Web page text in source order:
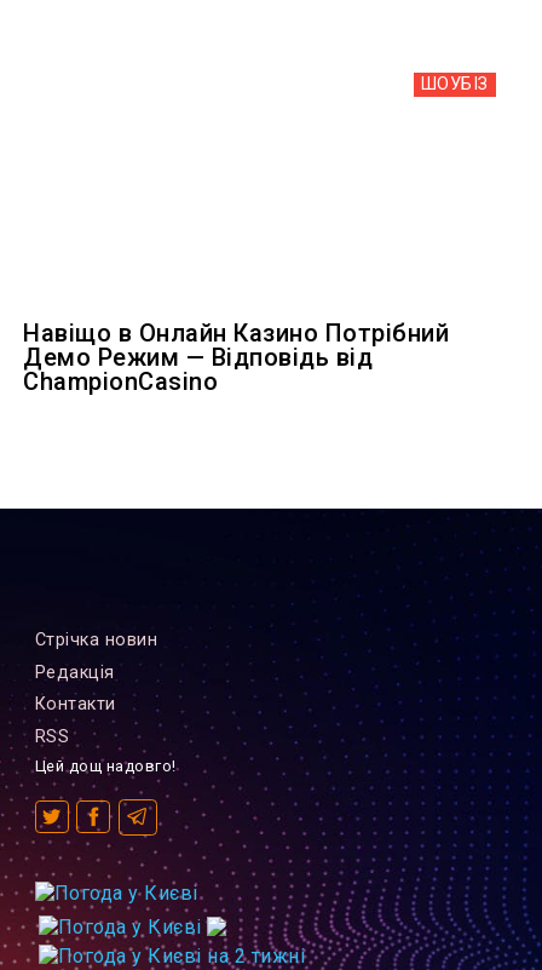
ШОУБIЗ
Навіщо в Онлайн Казино Потрібний
Демо Режим — Відповідь від
ChampionCasino
Стрiчка новин
Редакцiя
Контакти
RSS
Цей дощ надовго!